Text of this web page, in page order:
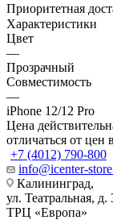
Приоритетная
Характеристики
Цвет
—
Прозрачный
Совместимость
—
iPhone 12/12 Pro
Цена
отличаться от цен
+7 (4012) 790-800
info@icenter-
Калининград,
ул. Театральная, д.
ТРЦ «Европа»